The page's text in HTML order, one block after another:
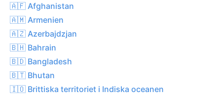
🇦🇫 Afghanistan
🇦🇲 Armenien
🇦🇿 Azerbajdzjan
🇧🇭 Bahrain
🇧🇩 Bangladesh
🇧🇹 Bhutan
🇮🇴 Brittiska territoriet i Indiska oceanen